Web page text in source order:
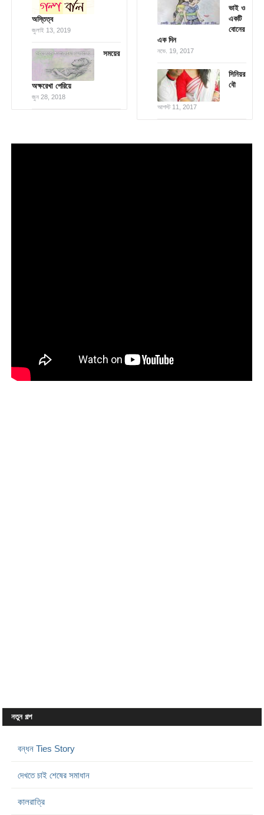
অস্তিত্ব
জুলাই 13, 2019
সময়ের
অক্ষরেখা পেরিয়ে
জুন 28, 2018
ভাই ও
একটি
বোনের
এক দিন
নভে. 19, 2017
সিনিয়র
বৌ
আগস্ট 11, 2017
নতুন গল্প
বন্ধন Ties Story
দেখতে চাই শেষের সমাধান
কালরাত্রি